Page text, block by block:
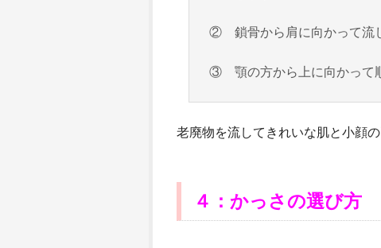
② 鎖骨から肩に向かって流
③ 顎の方から上に向かって
老廃物を流してきれいな肌と小顔
４：かっさの選び方